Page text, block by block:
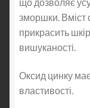
зморшки. Вміст
прикрасить
вишуканості.
Оксид цинку
властивості.